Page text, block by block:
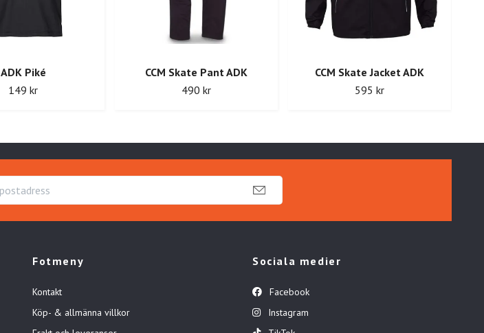
ADK Piké
149 kr
CCM Skate Pant ADK
490 kr
CCM Skate Jacket ADK
595 kr
Fotmeny
Kontakt
Köp- & allmänna villkor
Sociala medier
Facebook
Instagram